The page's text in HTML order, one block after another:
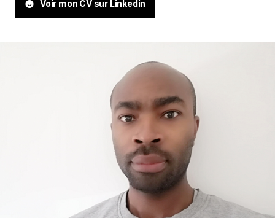
Voir mon CV sur Linkedin